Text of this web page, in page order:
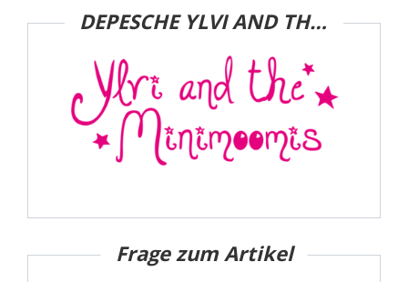
DatenschutzbestimmungenundImpressumDEPESCHE YLVI AND THE MINIMOOMIS
Frage zum Artikel